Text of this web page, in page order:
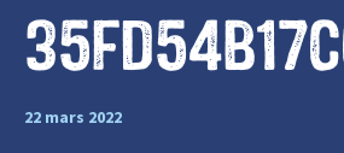
22 mars 2022